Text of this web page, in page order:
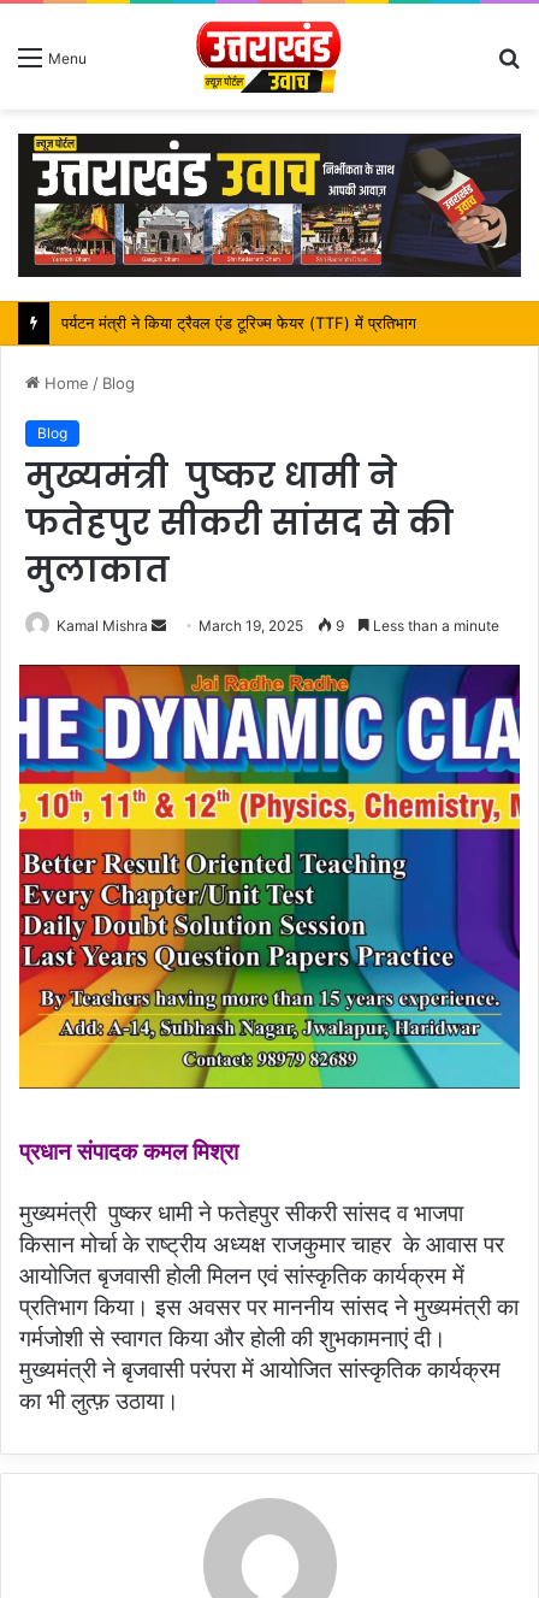
Menu
महापौर शंभू पासवान के जन्मदिवस पर क्षेत्र में विकास की सौगात
Home / Blog
Blog
मुख्यमंत्री पुष्कर धामी ने
फतेहपुर सीकरी सांसद से की
मुलाकात
Kamal Mishra
Send
email
March 19, 2025 9 Less than a minute
प्रधान संपादक कमल मिश्रा
मुख्यमंत्री पुष्कर धामी ने फतेहपुर सीकरी सांसद व भाजपा
किसान मोर्चा के राष्ट्रीय अध्यक्ष राजकुमार चाहर के आवास पर
आयोजित बृजवासी होली मिलन एवं सांस्कृतिक कार्यक्रम में
प्रतिभाग किया। इस अवसर पर माननीय सांसद ने मुख्यमंत्री का
गर्मजोशी से स्वागत किया और होली की शुभकामनाएं दी।
मुख्यमंत्री ने बृजवासी परंपरा में आयोजित सांस्कृतिक कार्यक्रम
का भी लुत्फ़ उठाया।